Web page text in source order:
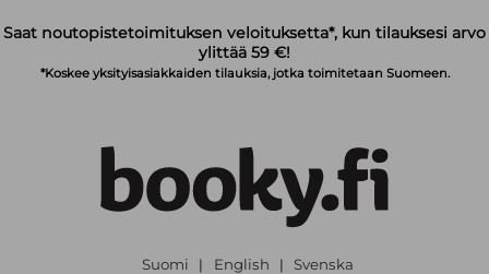
Saat noutopistetoimituksen veloituksetta*, kun tilauksesi arvo
ylittää 59 €!
*Koskee yksityisasiakkaiden tilauksia, jotka toimitetaan Suomeen.
Suomi | English | Svenska